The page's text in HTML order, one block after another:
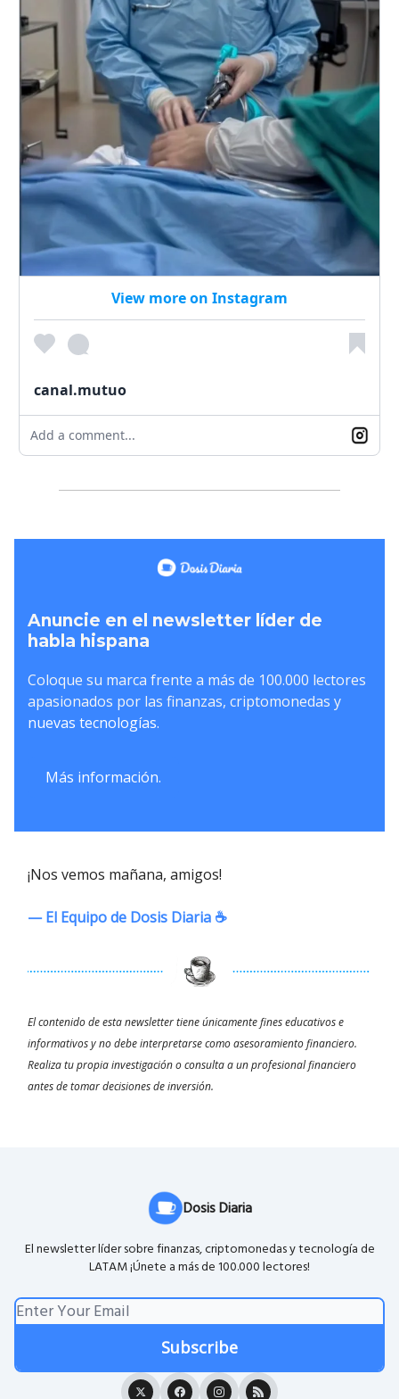
View more on Instagram
canal.mutuo
Add a comment...
Anuncie en el newsletter líder de
habla hispana
Coloque su marca frente a más de 100.000 lectores
apasionados por las finanzas, criptomonedas y
nuevas tecnologías.
Más información.
¡Nos vemos mañana, amigos!
— El Equipo de Dosis Diaria ☕️
El contenido de esta newsletter tiene únicamente fines educativos e
informativos y no debe interpretarse como asesoramiento financiero.
Realiza tu propia investigación o consulta a un profesional financiero
antes de tomar decisiones de inversión.
Dosis Diaria
El newsletter líder sobre finanzas, criptomonedas y tecnología de
LATAM ¡Únete a más de 100.000 lectores!